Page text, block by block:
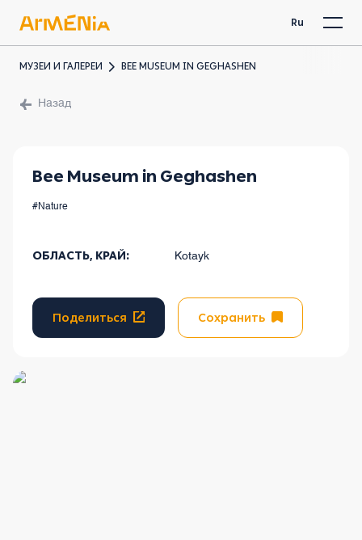
Ru
МУЗЕИ И ГАЛЕРЕИ BEE MUSEUM IN GEGHASHEN
Назад
Bee Museum in Geghashen
#Nature
ОБЛАСТЬ, КРАЙ: Kotayk
Поделиться Сохранить